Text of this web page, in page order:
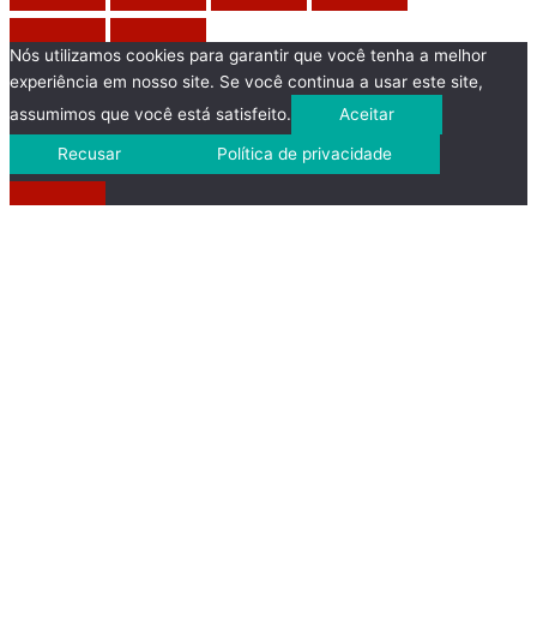
Nós utilizamos cookies para garantir que você tenha a melhor
experiência em nosso site. Se você continua a usar este site,
assumimos que você está satisfeito.
Aceitar
Recusar Política de privacidade